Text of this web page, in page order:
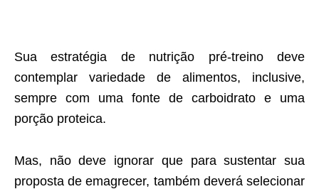
Sua estratégia de nutrição pré-treino deve
contemplar variedade de alimentos, inclusive,
sempre com uma fonte de carboidrato e uma
porção proteica.
Mas, não deve ignorar que para sustentar sua
proposta de emagrecer, também deverá selecionar